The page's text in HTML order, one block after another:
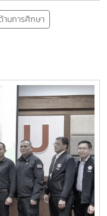
านการศึกษา